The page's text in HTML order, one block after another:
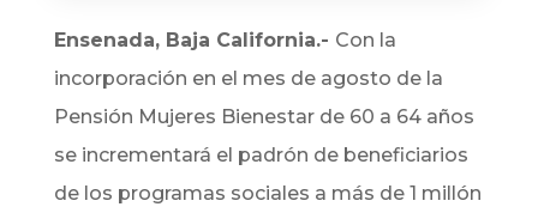
Ensenada, Baja California.- Con la
incorporación en el mes de agosto de la
Pensión Mujeres Bienestar de 60 a 64 años
se incrementará el padrón de beneficiarios
de los programas sociales a más de 1 millón